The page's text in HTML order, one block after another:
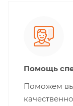
Помощь
Поможем